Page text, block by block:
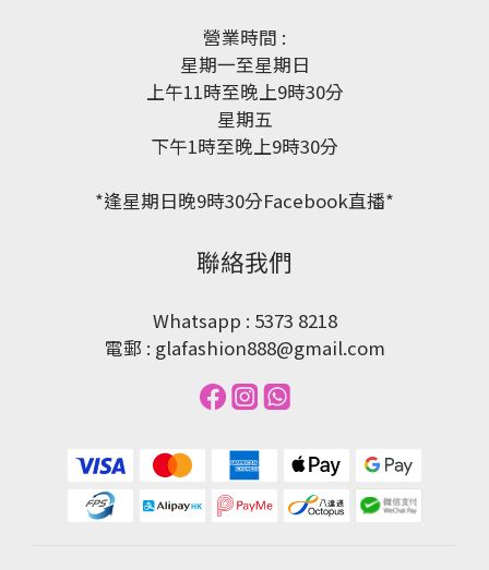
營業時間 :
星期一至星期日
上午11時至晚上9時30分
星期五
下午1時至晚上9時30分
*逢星期日晚9時30分Facebook直播*
聯絡我們
Whatsapp : 5373 8218
電郵 : glafashion888@gmail.com